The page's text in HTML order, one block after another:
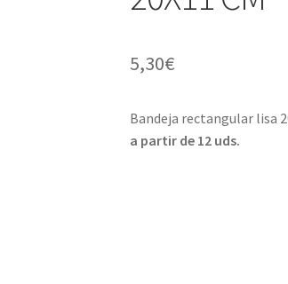
5,30€
Bandeja rectangular lisa
a partir de 12 uds.